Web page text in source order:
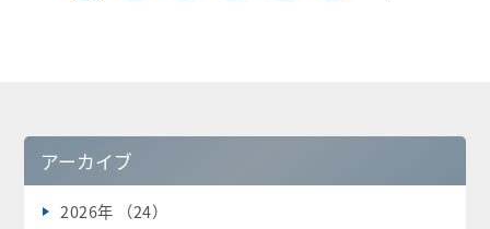
アーカイブ
2026年 （24）